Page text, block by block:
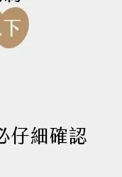
維酵素、葡萄糖氧化
品。